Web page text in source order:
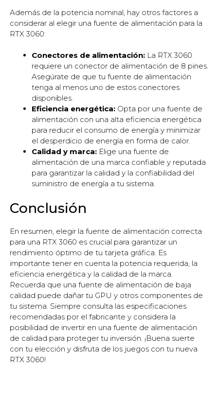
Además de la potencia nominal, hay otros factores a
considerar al elegir una fuente de alimentación para la
RTX 3060:
Conectores de alimentación: La RTX 3060
requiere un conector de alimentación de 8 pines.
Asegúrate de que tu fuente de alimentación
tenga al menos uno de estos conectores
disponibles.
Eficiencia energética: Opta por una fuente de
alimentación con una alta eficiencia energética
para reducir el consumo de energía y minimizar
el desperdicio de energía en forma de calor.
Calidad y marca: Elige una fuente de
alimentación de una marca confiable y reputada
para garantizar la calidad y la confiabilidad del
suministro de energía a tu sistema.
Conclusión
En resumen, elegir la fuente de alimentación correcta
para una RTX 3060 es crucial para garantizar un
rendimiento óptimo de tu tarjeta gráfica. Es
importante tener en cuenta la potencia requerida, la
eficiencia energética y la calidad de la marca.
Recuerda que una fuente de alimentación de baja
calidad puede dañar tu GPU y otros componentes de
tu sistema. Siempre consulta las especificaciones
recomendadas por el fabricante y considera la
posibilidad de invertir en una fuente de alimentación
de calidad para proteger tu inversión. ¡Buena suerte
con tu elección y disfruta de los juegos con tu nueva
RTX 3060!